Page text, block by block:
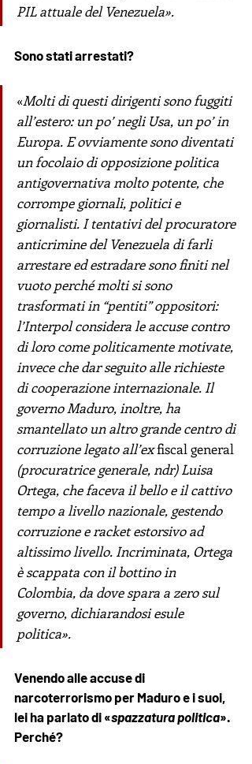
PIL attuale del Venezuela».
Sono stati arrestati?
«Molti di questi dirigenti sono fuggiti
all’estero: un po’ negli Usa, un po’ in
Europa. E ovviamente sono diventati
un focolaio di opposizione politica
antigovernativa molto potente, che
corrompe giornali, politici e
giornalisti. I tentativi del procuratore
anticrimine del Venezuela di farli
arrestare ed estradare sono finiti nel
vuoto perché molti si sono
trasformati in “pentiti” oppositori:
l’Interpol considera le accuse contro
di loro come politicamente motivate,
invece che dar seguito alle richieste
di cooperazione internazionale. Il
governo Maduro, inoltre, ha
smantellato un altro grande centro di
corruzione legato all’ex fiscal general
(procuratrice generale, ndr) Luisa
Ortega, che faceva il bello e il cattivo
tempo a livello nazionale, gestendo
corruzione e racket estorsivo ad
altissimo livello. Incriminata, Ortega
è scappata con il bottino in
Colombia, da dove spara a zero sul
governo, dichiarandosi esule
politica».
Venendo alle accuse di
narcoterrorismo per Maduro e i suoi,
lei ha parlato di «spazzatura politica».
Perché?